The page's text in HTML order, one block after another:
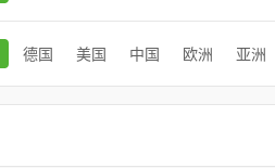
德国 美国 中国 欧洲 亚洲